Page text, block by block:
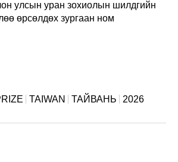
улсын уран зохиолын шилдгийн
өрсөлдөх зургаан ном
TAIWAN ТАЙВАНЬ 2026